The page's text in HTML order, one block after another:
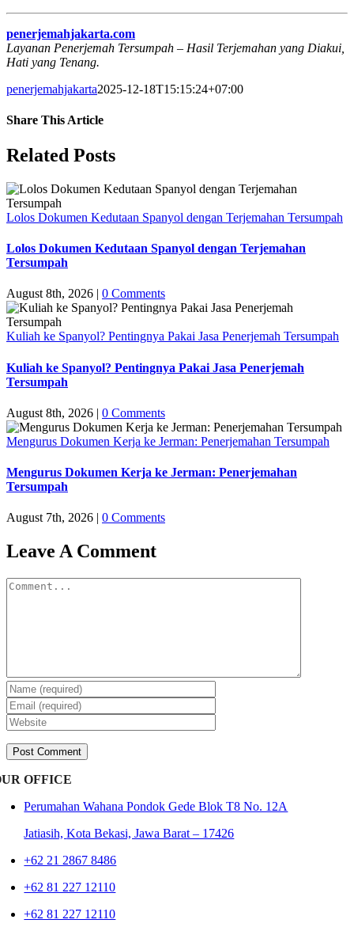
penerjemahjakarta.com
Layanan Penerjemah Tersumpah – Hasil Terjemahan yang Diakui,
Hati yang Tenang.
penerjemahjakarta2025-12-18T15:15:24+07:00
Share This Article
Facebook
X
LinkedIn
WhatsApp
Tumblr
Pinterest
Vk
Email
Related Posts
Lolos Dokumen Kedutaan Spanyol dengan Terjemahan Tersumpah
Lolos Dokumen Kedutaan Spanyol dengan Terjemahan
Tersumpah
August 8th, 2026 | 0 Comments
Kuliah ke Spanyol? Pentingnya Pakai Jasa Penerjemah Tersumpah
Kuliah ke Spanyol? Pentingnya Pakai Jasa Penerjemah
Tersumpah
August 8th, 2026 | 0 Comments
Mengurus Dokumen Kerja ke Jerman: Penerjemahan Tersumpah
Mengurus Dokumen Kerja ke Jerman: Penerjemahan
Tersumpah
August 7th, 2026 | 0 Comments
Leave A Comment
Comment
OFFICE
Perumahan Wahana Pondok Gede Blok T8 No. 12A
Jatiasih,Kota Bekasi, Jawa Barat – 17426
+62 21 2867 8486
+62 81 227 12110
+62 81 227 12110